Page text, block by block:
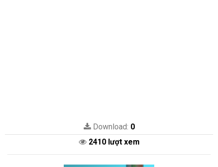
Download: 0
2410 lượt xem